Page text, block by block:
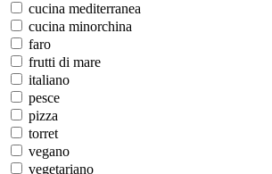
cucina mediterranea
cucina minorchina
faro
frutti di mare
italiano
pesce
pizza
torret
vegano
vegetariano